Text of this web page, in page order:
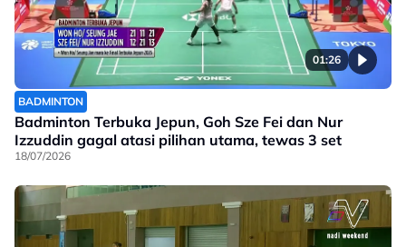
01:26
BADMINTON
Badminton Terbuka Jepun, Goh Sze Fei dan Nur
Izzuddin gagal atasi pilihan utama, tewas 3 set
18/07/2026